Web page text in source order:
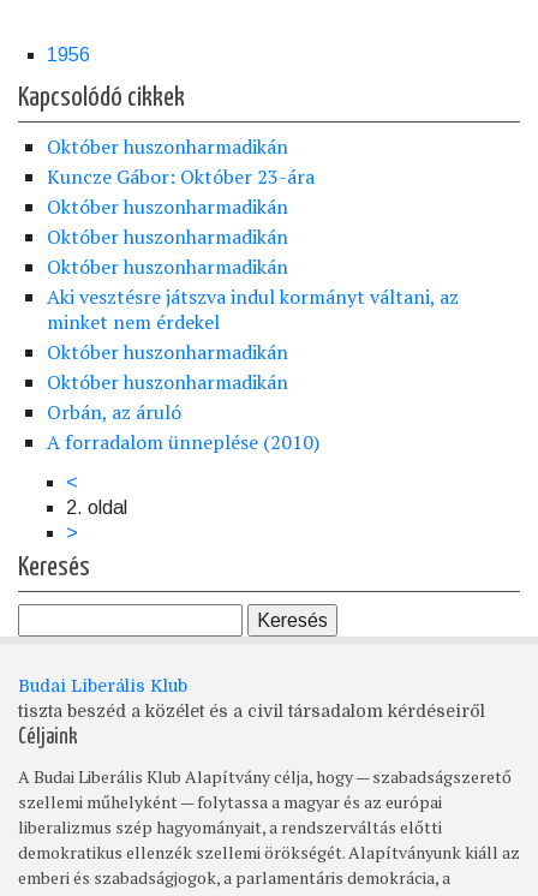
1956
Kapcsolódó cikkek
Október huszonharmadikán
Kuncze Gábor: Október 23-ára
Október huszonharmadikán
Október huszonharmadikán
Október huszonharmadikán
Aki vesztésre játszva indul kormányt váltani, az
minket nem érdekel
Október huszonharmadikán
Október huszonharmadikán
Orbán, az áruló
A forradalom ünneplése (2010)
Oldalszámozás
Előző
oldal
<
2. oldal
Következő
oldal
>
Keresés
Budai Liberális Klub
tiszta beszéd a közélet és a civil társadalom kérdéseiről
Céljaink
A Budai Liberális Klub Alapítvány célja, hogy — szabadságszerető
szellemi műhelyként — folytassa a magyar és az európai
liberalizmus szép hagyományait, a rendszerváltás előtti
demokratikus ellenzék szellemi örökségét. Alapítványunk kiáll az
emberi és szabadságjogok, a parlamentáris demokrácia, a